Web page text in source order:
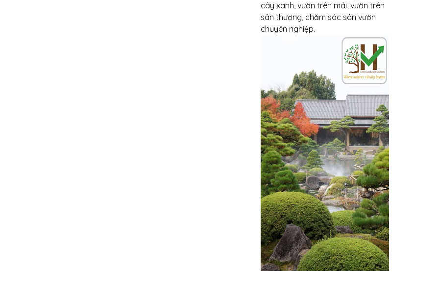
cây xanh, vườn trên mái, vườn trên
sân thượng, chăm sóc sân vườn
chuyên nghiệp.